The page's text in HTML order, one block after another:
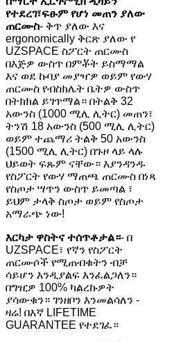
የተደረገ፣ፍፁም የሆነ መጠን ያለው
ጠርሙስ- ቅጥ ያለው እና
ergonomically ቅርጽ ያለው የ
UZSPACE ስፖርት ጠርሙስ
በእጅዎ ውስጥ በምቾት ይስማማል
እና ወደ ኩባያ መያዣዎ ወይም የውሃ
ጠርሙስ የብስክሌት ቤትዎ ውስጥ
በትክክል ይገጥማል። በትልቅ 32
አውንስ (1000 ሚሊ ሊትር) መጠን፣
ትንሽ 18 አውንስ (500 ሚሊ ሊትር)
ወይም ተጨማሪ ትልቅ 50 አውንስ
(1500 ሚሊ ሊትር) በጉዞ ላይ ላሉ
ህይወት ፍጹም ናቸው። እያንዳንዱ
የስፖርት የውሃ ማጠጫ ጠርሙስ በነጻ
የስጦታ ሣጥን ውስጥ ይመጣል ፣
ይህም ታላቅ ስጦታ ወይም የስጦታ
አማራጭ ነው!
እርካታ ዋስትና ተሰጥቶታል።- በ
UZSPACE፣ የኛን የስፖርት
ጠርሙሶች የሚጠብቁትን ብቻ
ሳይሆን እንዲያልፍ እንፈልጋለን።
በግዢዎ 100% ካልረኩዎት
ያሳውቁን። ገንዘቦን እንመልሳለን -
ዛሬ! በእኛ LIFETIME
GUARANTEE የተደገፈ።